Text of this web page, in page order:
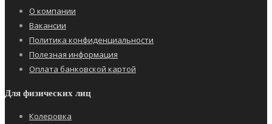
О компании
Вакансии
Политика конфиденциальности
Полезная информация
Оплата банковской картой
Для физических лиц
Колеровка